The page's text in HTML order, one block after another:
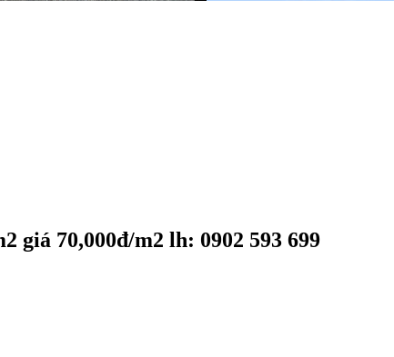
giá 70,000đ/m2 lh: 0902 593 699